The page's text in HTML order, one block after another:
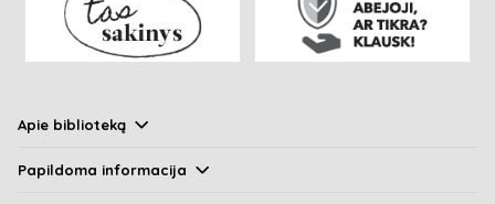
Apie biblioteką
Papildoma informacija